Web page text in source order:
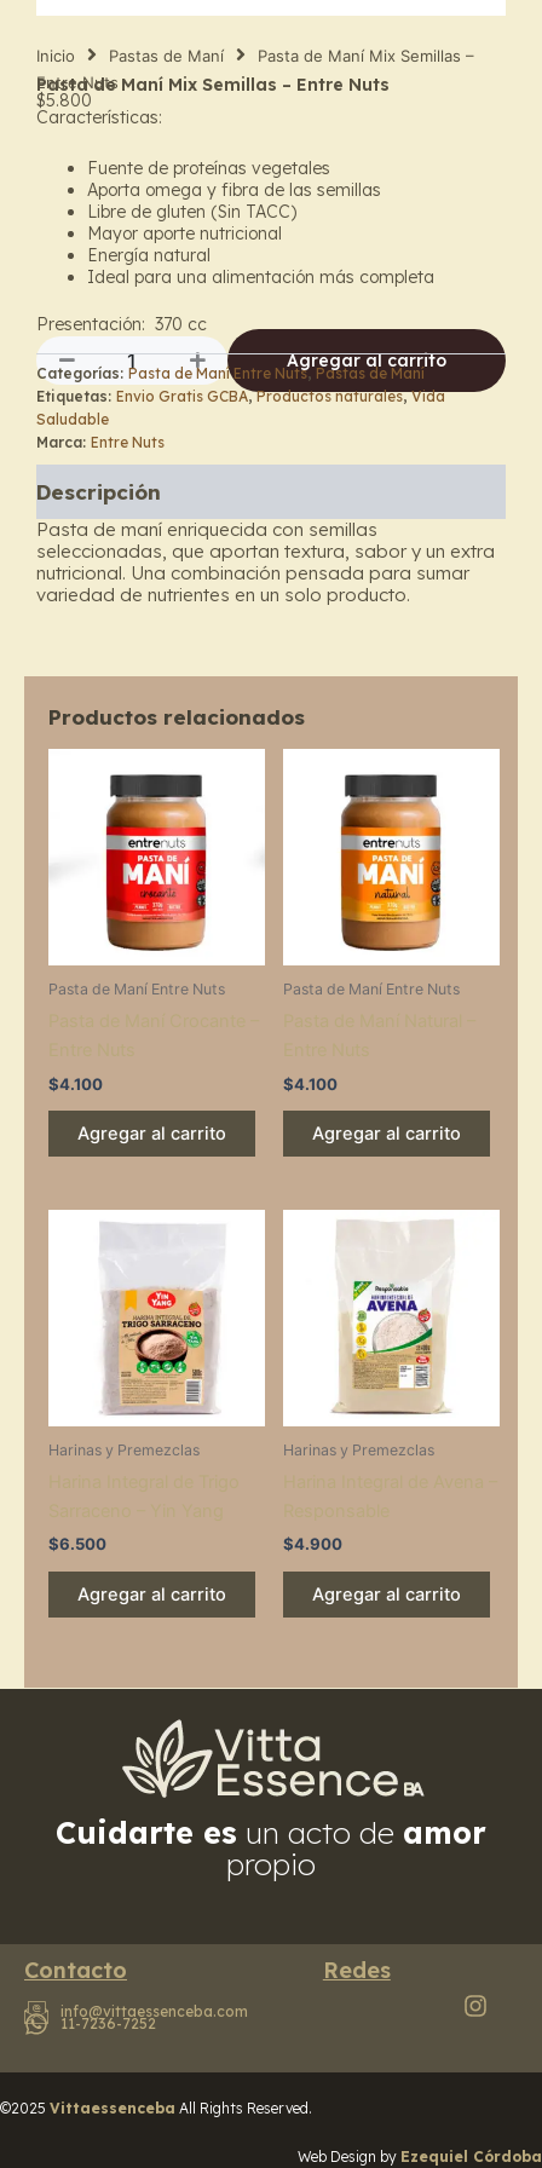
Inicio Pastas de Maní
Pasta de Maní Mix Semillas –
Entre Nuts
Pasta de Maní Mix Semillas – Entre Nuts
$5.800
Características:
Fuente de proteínas vegetales
Aporta omega y fibra de las semillas
Libre de gluten (Sin TACC)
Mayor aporte nutricional
Energía natural
Ideal para una alimentación más completa
Presentación: 370 cc
Pasta
de
Maní
Mix
-
Entre
Nuts
cantidad
Agregar al carrito
Categorías: Pasta de Maní Entre Nuts, Pastas de Maní
Etiquetas: Envio Gratis GCBA,Productos naturales,Vida
Saludable
Marca: Entre Nuts
Descripción
Pasta de maní enriquecida con semillas
seleccionadas, que aportan textura, sabor y un extra
nutricional. Una combinación pensada para sumar
variedad de nutrientes en un solo producto.
Productos relacionados
Pasta de Maní Entre Nuts
$4.100
Agregar al carrito
Pasta de Maní Entre Nuts
$4.100
Agregar al carrito
Harinas y Premezclas
$6.500
Agregar al carrito
Harinas y Premezclas
$4.900
Agregar al carrito
Cuidarte es un acto de amor
propio
Contacto
info@vittaessenceba.com
11-7236-7252
Redes
©2025 Vittaessenceba All Rights Reserved.
Web Design by Ezequiel Córdoba